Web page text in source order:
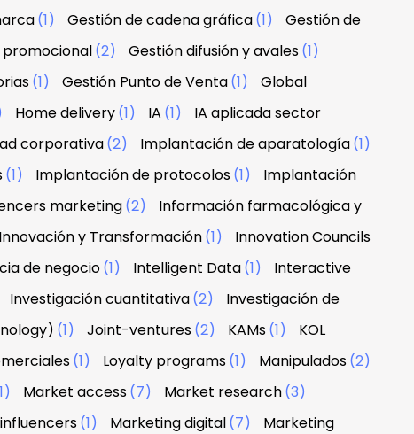
(1) Gestión de cadena gráfica(1)
Gestión de
(2) Gestión difusión y avales(1)
(1) Gestión Punto de Venta(1)
Global
Home delivery(1) IA (1)
IA aplicada sector
corporativa(2) Implantación de aparatología(1)
(1) Implantación de protocolos(1)
Implantación
marketing(2)
Información farmacológica y
Innovación y Transformación(1)
Innovation Councils
de negocio(1) Intelligent Data(1)
Interactive
Investigación cuantitativa(2)
Investigación de
(1) Joint-ventures(2) KAMs(1)
KOL
(1) Loyalty programs(1) Manipulados(2)
Market access(7) Market research(3)
(1) Marketing digital(7)
Marketing